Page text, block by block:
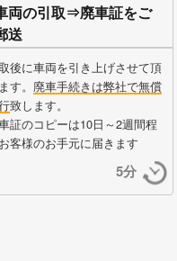
両の引取⇒廃車証をご
送
後に車両を引き上げさせて頂
す。 廃車手続きは弊社で無償
致します。
証のコピーは10日～2週間程
客様のお手元に届きます
5分